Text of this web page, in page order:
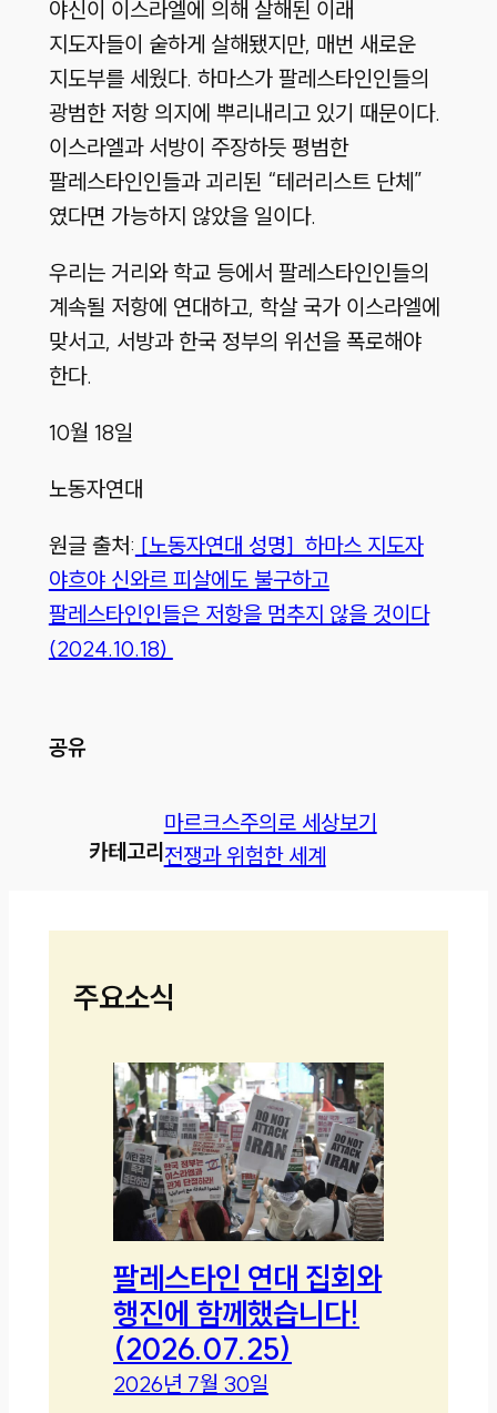
야신이 이스라엘에 의해 살해된 이래
지도자들이 숱하게 살해됐지만, 매번 새로운
지도부를 세웠다. 하마스가 팔레스타인인들의
광범한 저항 의지에 뿌리내리고 있기 때문이다.
이스라엘과 서방이 주장하듯 평범한
팔레스타인인들과 괴리된 “테러리스트 단체”
였다면 가능하지 않았을 일이다.
우리는 거리와 학교 등에서 팔레스타인인들의
계속될 저항에 연대하고, 학살 국가 이스라엘에
맞서고, 서방과 한국 정부의 위선을 폭로해야
한다.
10월 18일
노동자연대
원글 출처: [노동자연대 성명] 하마스 지도자
야흐야 신와르 피살에도 불구하고
팔레스타인인들은 저항을 멈추지 않을 것이다
(2024.10.18)
공유
카테고리
마르크스주의로 세상보기
전쟁과 위험한 세계
주요소식
팔레스타인 연대 집회와
행진에 함께했습니다!
(2026.07.25)
2026년 7월 30일